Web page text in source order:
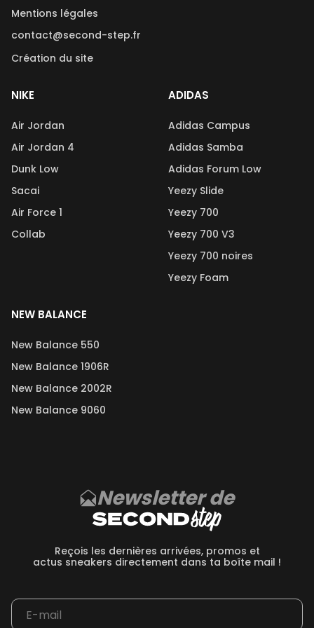
Mentions légales
contact@second-step.fr
Création du site
NIKE
Air Jordan
Air Jordan 4
Dunk Low
Sacai
Air Force 1
Collab
ADIDAS
Adidas Campus
Adidas Samba
Adidas Forum Low
Yeezy Slide
Yeezy 700
Yeezy 700 V3
Yeezy 700 noires
Yeezy Foam
NEW BALANCE
New Balance 550
New Balance 1906R
New Balance 2002R
New Balance 9060
Newsletter de
Reçois les dernières arrivées, promos et
actus sneakers directement dans ta boîte mail !